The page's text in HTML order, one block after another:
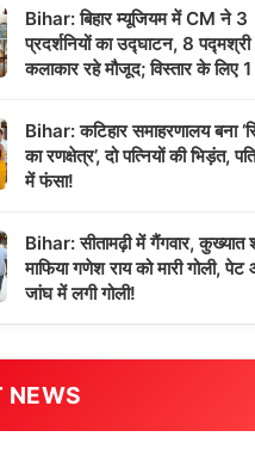
Bihar: बिहार म्यूजियम में CM ने 3
प्रदर्शनियों का उद्घाटन, 8 पद्मश्री
कलाकार रहे मौजूद; विस्तार के लिए 1
Bihar: कटिहार समाहरणालय बना
का रणक्षेत्र’, दो पत्नियों की भिड़ंत,
में फंसा!
Bihar: सीतामढ़ी में गैंगवार, कुख्यात
माफिया गणेश राय को मारी गोली,
जांघ में लगी गोली!
NEWS